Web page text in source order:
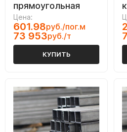
прямоугольная
Цена:
601.98руб./пог.м
73 953руб./т
КУПИТЬ